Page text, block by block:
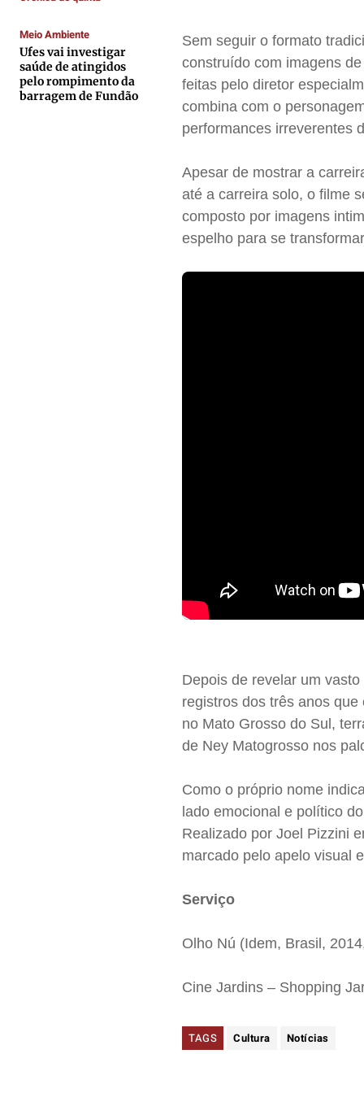
Anuncie
Termos de Uso
Anuncie
Termos de Uso
Anuncie
Termos de Uso
Anuncie
Termos de Uso
Meio Ambiente
Ufes vai investigar
saúde de atingidos
pelo rompimento da
barragem de Fundão
Sem seguir o formato
construído com imagens
feitas pelo diretor
combina com o
performances irreverentes
Apesar de mostrar a
até a carreira solo, o filme
composto por imagens
espelho para se
Depois de revelar um
registros dos três anos que
no Mato Grosso do Sul,
de Ney Matogrosso nos
Como o próprio nome
lado emocional e político
Realizado por Joel Pizzini
marcado pelo apelo visual
Serviço
Olho Nú (Idem, Brasil,
Cine Jardins – Shopping
TAGS Cultura Notícias